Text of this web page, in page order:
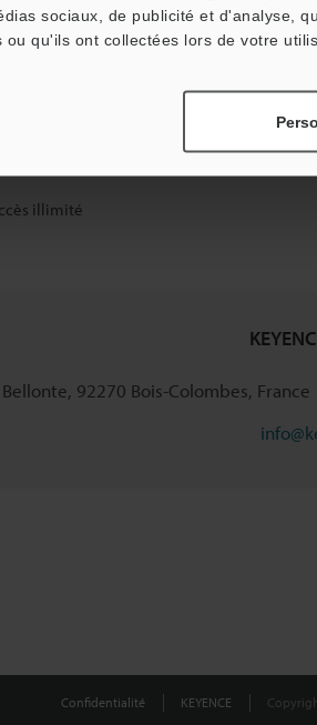
sociaux, de publicité et d'analyse,
ou qu'ils ont collectées lors de votre
illimité
92270 Bois-Colombes, France
Confidentialité KEYENCE